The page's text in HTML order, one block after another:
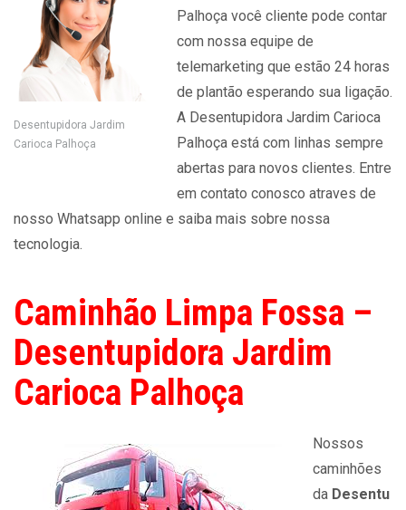
Desentupidora Jardim
Carioca Palhoça
Palhoça você cliente pode contar
com nossa equipe de
telemarketing que estão 24 horas
de plantão esperando sua ligação.
A Desentupidora Jardim Carioca
Palhoça está com linhas sempre
abertas para novos clientes. Entre
em contato conosco atraves de
nosso Whatsapp online e saiba mais sobre nossa
tecnologia.
Caminhão Limpa Fossa –
Desentupidora Jardim
Carioca Palhoça
Nossos
caminhões
da Desentu